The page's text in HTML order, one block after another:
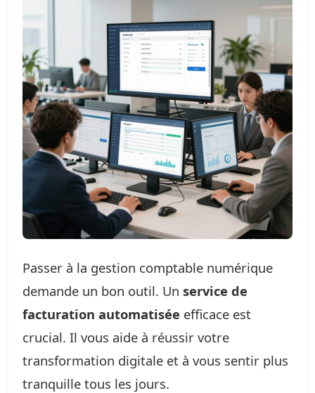
Passer à la gestion comptable numérique
demande un bon outil. Un service de
facturation automatisée efficace est
crucial. Il vous aide à réussir votre
transformation digitale et à vous sentir plus
tranquille tous les jours.